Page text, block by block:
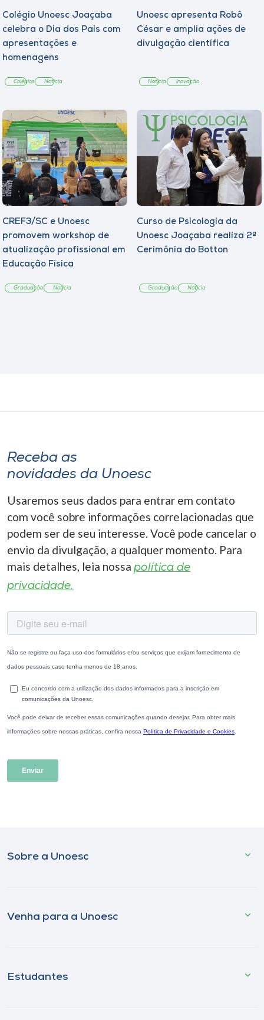
Colégio Unoesc Joaçaba
celebra o Dia dos Pais com
apresentações e
homenagens
Colégios Notícia
Unoesc apresenta Robô
César e amplia ações de
divulgação científica
Notícia Inovação
CREF3/SC e Unoesc
promovem workshop de
atualização profissional em
Educação Física
Graduação Notícia
Curso de Psicologia da
Unoesc Joaçaba realiza 2ª
Cerimônia do Botton
Graduação Notícia
Receba as
novidades da Unoesc
Usaremos seus dados para entrar em contato
com você sobre informações correlacionadas que
podem ser de seu interesse. Você pode cancelar o
envio da divulgação, a qualquer momento. Para
mais detalhes, leia nossa política de
privacidade.
Sobre a Unoesc
Venha para a Unoesc
Estudantes